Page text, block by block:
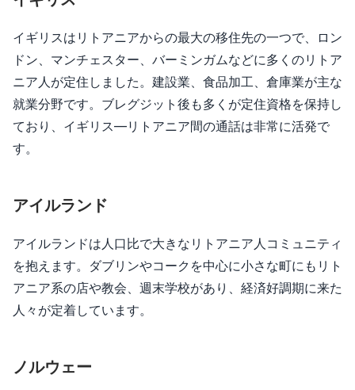
イギリスはリトアニアからの最大の移住先の一つで、ロン
ドン、マンチェスター、バーミンガムなどに多くのリトア
ニア人が定住しました。建設業、食品加工、倉庫業が主な
就業分野です。ブレグジット後も多くが定住資格を保持し
ており、イギリス—リトアニア間の通話は非常に活発で
す。
アイルランド
アイルランドは人口比で大きなリトアニア人コミュニティ
を抱えます。ダブリンやコークを中心に小さな町にもリト
アニア系の店や教会、週末学校があり、経済好調期に来た
人々が定着しています。
ノルウェー